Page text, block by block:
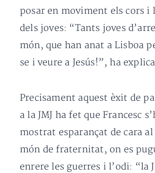
posar en moviment els cors i
dels joves: “Tants joves
món, que han anat a Lisboa
se i veure a Jesús!”, ha
Precisament aquest èxit de
a la JMJ ha fet que Francesc
mostrat esparançat de cara
món de fraternitat, on es
enrere les guerres i l’odi: “la